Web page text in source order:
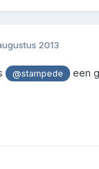
2013
@stampede een